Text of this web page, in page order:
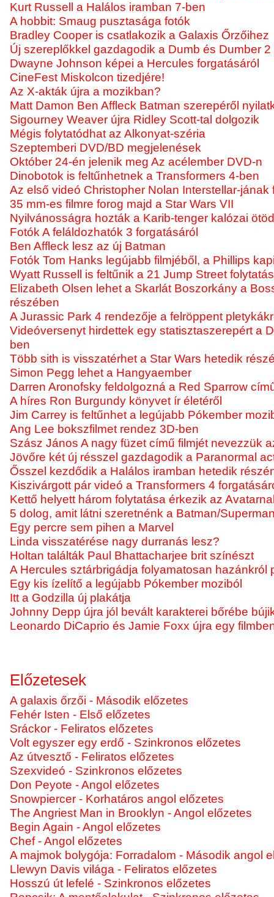
Kurt Russell a Halálos iramban 7-ben
A hobbit: Smaug pusztasága fotók
Bradley Cooper is csatlakozik a Galaxis Őrzőihez
Új szereplőkkel gazdagodik a Dumb és Dumber 2
Dwayne Johnson képei a Hercules forgatásáról
CineFest Miskolcon tizedjére!
Az X-akták újra a mozikban?
Matt Damon Ben Affleck Batman szerepéről
Sigourney Weaver újra Ridley Scott-tal dolgozik
Mégis folytatódhat az Alkonyat-széria
Szeptemberi DVD/BD megjelenések
Október 24-én jelenik meg Az acélember DVD-n
Dinobotok is feltűnhetnek a Transformers 4-ben
Az első videó Christopher Nolan Interstellar-jának
35 mm-es filmre forog majd a Star Wars VII
Nyilvánosságra hozták a Karib-tenger kalózai
Fotók A feláldozhatók 3 forgatásáról
Ben Affleck lesz az új Batman
Fotók Tom Hanks legújabb filmjéből, a Phillips
Wyatt Russell is feltűnik a 21 Jump Street
Elizabeth Olsen lehet a Skarlát Boszorkány a
részében
A Jurassic Park 4 rendezője a felröppent
Videóversenyt hirdettek egy statisztaszerepért a
ben
Több sith is visszatérhet a Star Wars hetedik
Simon Pegg lehet a Hangyaember
Darren Aronofsky feldolgozná a Red Sparrow
A híres Ron Burgundy könyvet ír életéről
Jim Carrey is feltűnhet a legújabb Pókember
Ang Lee bokszfilmet rendez 3D-ben
Szász János A nagy füzet című filmjét nevezzük
Jövőre két új résszel gazdagodik a Paranormal
Ősszel kezdődik a Halálos iramban hetedik
Kiszivárgott pár videó a Transformers 4
Kettő helyett három folytatása érkezik az
5 dolog, amit látni szeretnénk a Batman/
Egy percre sem pihen a Marvel
Linda visszatérése nagy durranás lesz?
Holtan találták Paul Bhattacharjee brit színészt
A Hercules sztárbrigádja folyamatosan hazánkról
Egy kis ízelítő a legújabb Pókember moziból
Itt a Godzilla új plakátja
Johnny Depp újra jól bevált karakterei bőrébe
Leonardo DiCaprio és Jamie Foxx újra egy
Előzetesek
A galaxis őrzői - Második előzetes
Fehér Isten - Első előzetes
Sráckor - Feliratos előzetes
Volt egyszer egy erdő - Szinkronos előzetes
Az útvesztő - Feliratos előzetes
Szexvideó - Szinkronos előzetes
Don Peyote - Angol előzetes
Snowpiercer - Korhatáros angol előzetes
The Angriest Man in Brooklyn - Angol előzetes
Begin Again - Angol előzetes
Chef - Angol előzetes
A majmok bolygója: Forradalom - Második angol
Llewyn Davis világa - Feliratos előzetes
Hosszú út lefelé - Szinkronos előzetes